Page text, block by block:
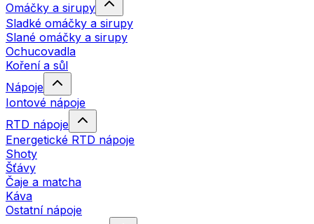
Omáčky a sirupy
Sladké omáčky a sirupy
Slané omáčky a sirupy
Ochucovadla
Koření a sůl
Nápoje
Iontové nápoje
RTD nápoje
Energetické RTD nápoje
Shoty
Šťávy
Čaje a matcha
Káva
Ostatní nápoje